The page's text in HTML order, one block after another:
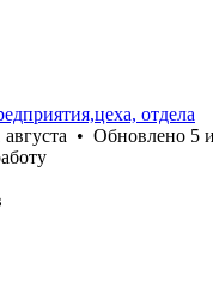
отдела
августа • Обновлено 5